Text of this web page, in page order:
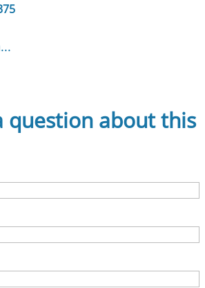
question about this